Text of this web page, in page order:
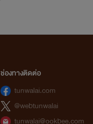
ช่องทางติดต่อ
tunwalai.com
@webtunwalai
tunwalai@ookbee.com